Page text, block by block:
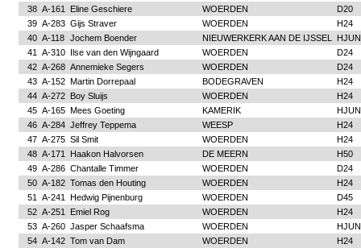
38 A-161 Eline Geschiere WOERDEN
D20
39 A-283 Gijs Straver WOERDEN
H24
40 A-118 Jochem Boender NIEUWERKERK AAN DE IJSSEL
HJUN
41
A-310 Ilse van den Wijngaard WOERDEN
D24
42 A-268 Annemieke Segers WOERDEN
D24
43 A-152 Martin Dorrepaal BODEGRAVEN
H24
44 A-272 Boy Sluijs WOERDEN
H24
45 A-165 Mees Goeting KAMERIK
HJUN
46 A-284 Jeffrey Teppema WEESP
H24
47 A-275 Sil Smit WOERDEN
H24
48 A-171 Haakon Halvorsen DE MEERN
H50
49 A-286 Chantalle Timmer WOERDEN
D24
50 A-182 Tomas den Houting WOERDEN
H24
51
A-241 Hedwig Pijnenburg WOERDEN
D45
52 A-251 Emiel Rog WOERDEN
H24
53 A-260 Jasper Schaafsma WOERDEN
HJUN
54 A-142 Tom van Dam WOERDEN
H24